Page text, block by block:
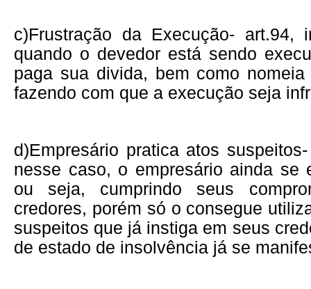
c)Frustração da Execução- art.94,
quando o devedor está sendo
paga sua divida, bem como
fazendo com que a execução seja
d)Empresário pratica atos
nesse caso, o empresário ainda se
ou seja, cumprindo seus
credores, porém só o consegue
suspeitos que já instiga em seus
de estado de insolvência já se